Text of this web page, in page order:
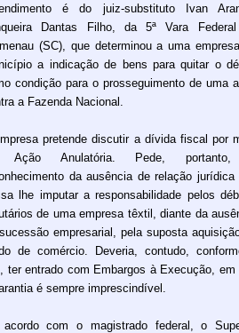
é do juiz-substituto Ivan
Dantas Filho, da 5ª Vara
(SC), que determinou a uma
a indicação de bens para quitar o
condição para o prosseguimento de uma
a Fazenda Nacional.
pretende discutir a dívida fiscal por
Ação Anulatória. Pede,
da ausência de relação jurídica
lhe imputar a responsabilidade pelos
de uma empresa têxtil, diante da
empresarial, pela suposta
de comércio. Deveria, contudo,
ter entrado com Embargos à Execução, em
é sempre imprescindível.
acordo com o magistrado federal, o